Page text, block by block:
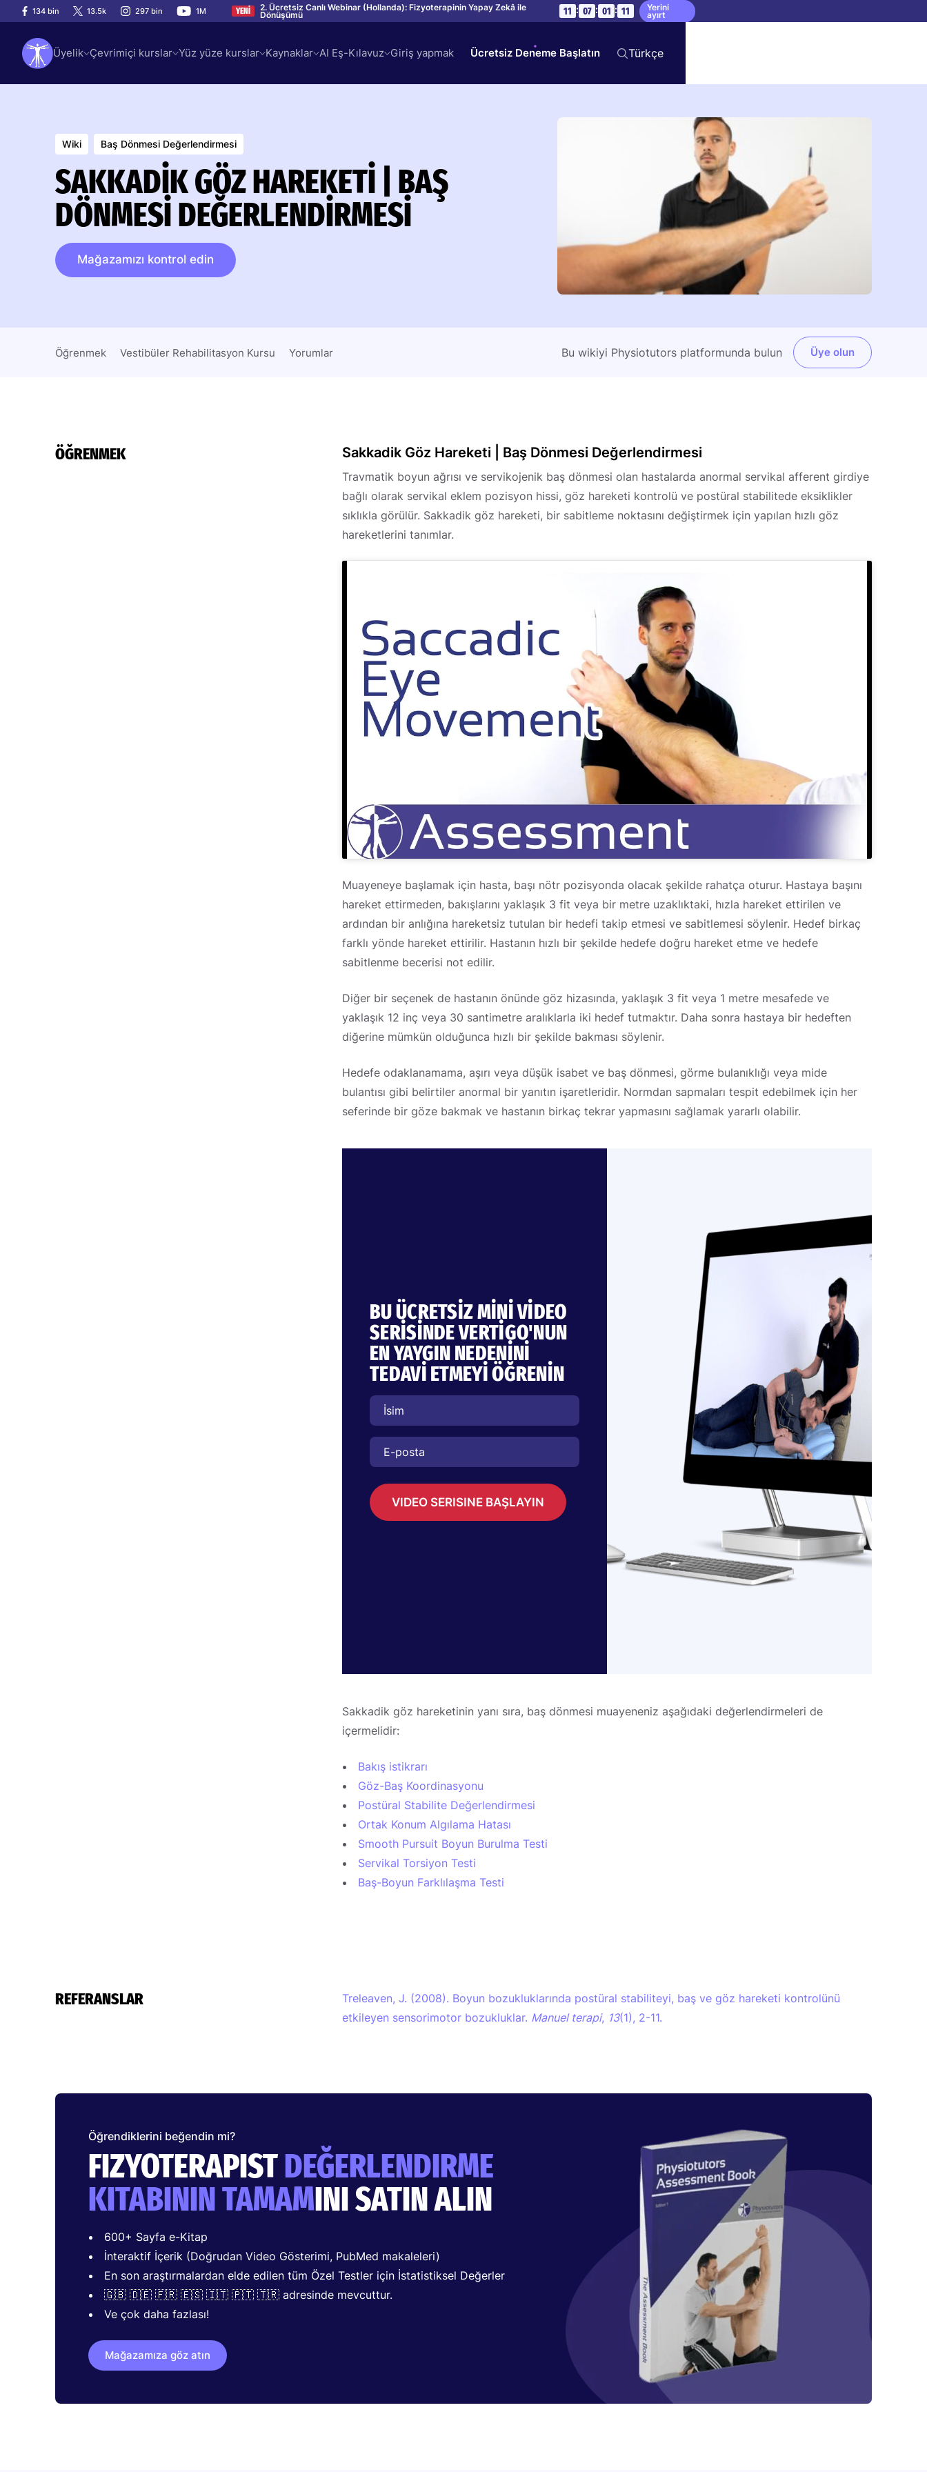
134 bin 13.5k 297 bin 1M YENİ 2. Ücretsiz Canlı Webinar (Hollanda): Fizyoterapinin Yapay Zekâ ile
Dönüşümü 11 : 07 : 01 : 10 Yerini
ayırt
Üyelik Çevrimiçi kurslar Yüz yüze kurslar Kaynaklar AI Eş-Kılavuz Giriş yapmak Ücretsiz Deneme Başlatın Türkçe
Wiki Baş Dönmesi Değerlendirmesi
SAKKADIK GÖZ HAREKETI | BAŞ
DÖNMESI DEĞERLENDIRMESI
Mağazamızı kontrol edin
Öğrenmek Vestibüler Rehabilitasyon Kursu Yorumlar Bu wikiyi Physiotutors platformunda bulun Üye olun
ÖĞRENMEK Sakkadik Göz Hareketi | Baş Dönmesi Değerlendirmesi
Travmatik boyun ağrısı ve servikojenik baş dönmesi olan hastalarda anormal servikal afferent girdiye
bağlı olarak servikal eklem pozisyon hissi, göz hareketi kontrolü ve postüral stabilitede eksiklikler
sıklıkla görülür. Sakkadik göz hareketi, bir sabitleme noktasını değiştirmek için yapılan hızlı göz
hareketlerini tanımlar.
Muayeneye başlamak için hasta, başı nötr pozisyonda olacak şekilde rahatça oturur. Hastaya başını
hareket ettirmeden, bakışlarını yaklaşık 3 fit veya bir metre uzaklıktaki, hızla hareket ettirilen ve
ardından bir anlığına hareketsiz tutulan bir hedefi takip etmesi ve sabitlemesi söylenir. Hedef birkaç
farklı yönde hareket ettirilir. Hastanın hızlı bir şekilde hedefe doğru hareket etme ve hedefe
sabitlenme becerisi not edilir.
Diğer bir seçenek de hastanın önünde göz hizasında, yaklaşık 3 fit veya 1 metre mesafede ve
yaklaşık 12 inç veya 30 santimetre aralıklarla iki hedef tutmaktır. Daha sonra hastaya bir hedeften
diğerine mümkün olduğunca hızlı bir şekilde bakması söylenir.
Hedefe odaklanamama, aşırı veya düşük isabet ve baş dönmesi, görme bulanıklığı veya mide
bulantısı gibi belirtiler anormal bir yanıtın işaretleridir. Normdan sapmaları tespit edebilmek için her
seferinde bir göze bakmak ve hastanın birkaç tekrar yapmasını sağlamak yararlı olabilir.
BU ÜCRETSİZ MİNİ VİDEO
SERİSİNDE VERTİGO'NUN
EN YAYGIN NEDENİNİ
TEDAVİ ETMEYİ ÖĞRENİN
VIDEO SERISINE BAŞLAYIN
Sakkadik göz hareketinin yanı sıra, baş dönmesi muayeneniz aşağıdaki değerlendirmeleri de
içermelidir:
Bakış istikrarı
Göz-Baş Koordinasyonu
Postüral Stabilite Değerlendirmesi
Ortak Konum Algılama Hatası
Smooth Pursuit Boyun Burulma Testi
Servikal Torsiyon Testi
Baş-Boyun Farklılaşma Testi
REFERANSLAR
Treleaven, J. (2008). Boyun bozukluklarında postüral stabiliteyi, baş ve göz hareketi kontrolünü
etkileyen sensorimotor bozukluklar. Manuel terapi, 13(1), 2-11.
Öğrendiklerini beğendin mi?
FIZYOTERAPISTDEĞERLENDIRME
KITABININ TAMAMINI SATIN ALIN
600+ Sayfa e-Kitap
İnteraktif İçerik (Doğrudan Video Gösterimi, PubMed makaleleri)
En son araştırmalardan elde edilen tüm Özel Testler için İstatistiksel Değerler
🇬🇧 🇩🇪 🇫🇷 🇪🇸 🇮🇹 🇵🇹 🇹🇷 adresinde mevcuttur.
Ve çok daha fazlası!
Mağazamıza göz atın